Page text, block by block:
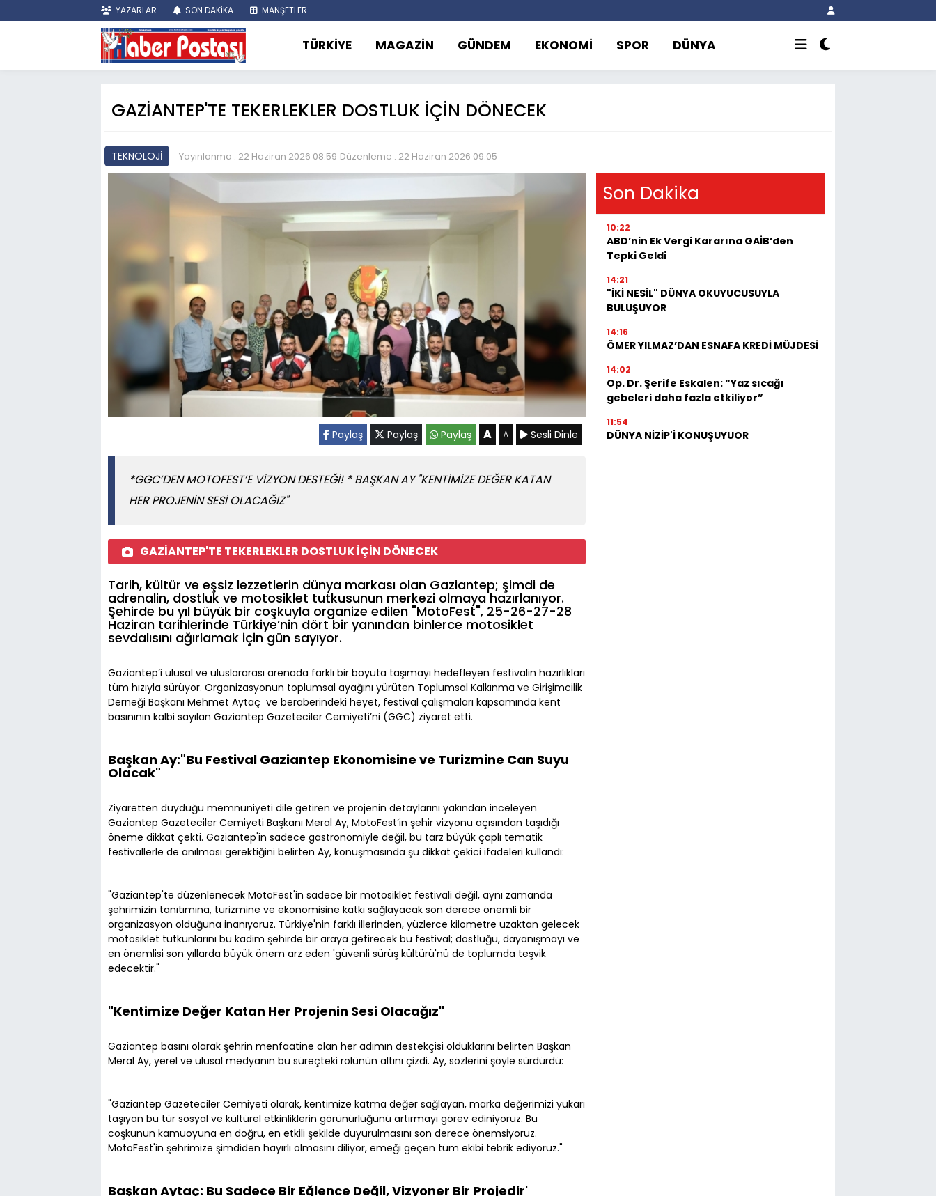
YAZARLAR SON DAKİKA MANŞETLER
TÜRKİYE MAGAZİN GÜNDEM EKONOMİ SPOR DÜNYA
GAZİANTEP'TE TEKERLEKLER DOSTLUK İÇİN DÖNECEK
TEKNOLOJİ Yayınlanma : 22 Haziran 2026 08:59 Düzenleme : 22 Haziran 2026 09:05
Paylaş Paylaş Paylaş A A Sesli Dinle
*GGC’DEN MOTOFEST’E VİZYON DESTEĞİ! * BAŞKAN AY "KENTİMİZE DEĞER KATAN
HER PROJENİN SESİ OLACAĞIZ"
GAZİANTEP'TE TEKERLEKLER DOSTLUK İÇİN DÖNECEK
Tarih, kültür ve eşsiz lezzetlerin dünya markası olan Gaziantep; şimdi de
adrenalin, dostluk ve motosiklet tutkusunun merkezi olmaya hazırlanıyor.
Şehirde bu yıl büyük bir coşkuyla organize edilen "MotoFest", 25-26-27-28
Haziran tarihlerinde Türkiye’nin dört bir yanından binlerce motosiklet
sevdalısını ağırlamak için gün sayıyor.
Gaziantep’i ulusal ve uluslararası arenada farklı bir boyuta taşımayı hedefleyen festivalin hazırlıkları
tüm hızıyla sürüyor. Organizasyonun toplumsal ayağını yürüten Toplumsal Kalkınma ve Girişimcilik
Derneği Başkanı Mehmet Aytaç ve beraberindeki heyet, festival çalışmaları kapsamında kent
basınının kalbi sayılan Gaziantep Gazeteciler Cemiyeti’ni (GGC) ziyaret etti.
Başkan Ay:"Bu Festival Gaziantep Ekonomisine ve Turizmine Can Suyu
Olacak"
Ziyaretten duyduğu memnuniyeti dile getiren ve projenin detaylarını yakından inceleyen
Gaziantep Gazeteciler Cemiyeti Başkanı Meral Ay, MotoFest’in şehir vizyonu açısından taşıdığı
öneme dikkat çekti. Gaziantep'in sadece gastronomiyle değil, bu tarz büyük çaplı tematik
festivallerle de anılması gerektiğini belirten Ay, konuşmasında şu dikkat çekici ifadeleri kullandı:
"Gaziantep'te düzenlenecek MotoFest'in sadece bir motosiklet festivali değil, aynı zamanda
şehrimizin tanıtımına, turizmine ve ekonomisine katkı sağlayacak son derece önemli bir
organizasyon olduğuna inanıyoruz. Türkiye'nin farklı illerinden, yüzlerce kilometre uzaktan gelecek
motosiklet tutkunlarını bu kadim şehirde bir araya getirecek bu festival; dostluğu, dayanışmayı ve
en önemlisi son yıllarda büyük önem arz eden 'güvenli sürüş kültürü'nü de toplumda teşvik
edecektir."
"Kentimize Değer Katan Her Projenin Sesi Olacağız"
Gaziantep basını olarak şehrin menfaatine olan her adımın destekçisi olduklarını belirten Başkan
Meral Ay, yerel ve ulusal medyanın bu süreçteki rolünün altını çizdi. Ay, sözlerini şöyle sürdürdü:
"Gaziantep Gazeteciler Cemiyeti olarak, kentimize katma değer sağlayan, marka değerimizi yukarı
taşıyan bu tür sosyal ve kültürel etkinliklerin görünürlüğünü artırmayı görev ediniyoruz. Bu
coşkunun kamuoyuna en doğru, en etkili şekilde duyurulmasını son derece önemsiyoruz.
MotoFest'in şehrimize şimdiden hayırlı olmasını diliyor, emeği geçen tüm ekibi tebrik ediyoruz."
Başkan Aytaç: Bu Sadece Bir Eğlence Değil, Vizyoner Bir Projedir'
Son Dakika
10:22
ABD’nin Ek Vergi Kararına GAİB’den
Tepki Geldi
14:21
"İKİ NESİL" DÜNYA OKUYUCUSUYLA
BULUŞUYOR
14:16
ÖMER YILMAZ’DAN ESNAFA KREDİ MÜJDESİ
14:02
Op. Dr. Şerife Eskalen: “Yaz sıcağı
gebeleri daha fazla etkiliyor”
11:54
DÜNYA NİZİP'İ KONUŞUYUOR